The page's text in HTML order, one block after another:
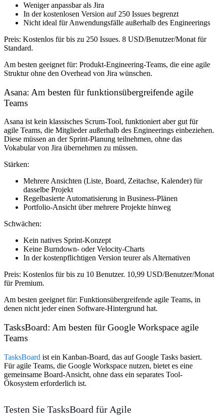
Weniger anpassbar als Jira
In der kostenlosen Version auf 250 Issues begrenzt
Nicht ideal für Anwendungsfälle außerhalb des Engineerings
Preis: Kostenlos für bis zu 250 Issues. 8 USD/Benutzer/Monat für
Standard.
Am besten geeignet für: Produkt-Engineering-Teams, die eine agile
Struktur ohne den Overhead von Jira wünschen.
Asana: Am besten für funktionsübergreifende agile
Teams
Asana ist kein klassisches Scrum-Tool, funktioniert aber gut für
agile Teams, die Mitglieder außerhalb des Engineerings einbeziehen.
Diese müssen an der Sprint-Planung teilnehmen, ohne das
Vokabular von Jira übernehmen zu müssen.
Stärken:
Mehrere Ansichten (Liste, Board, Zeitachse, Kalender) für
dasselbe Projekt
Regelbasierte Automatisierung in Business-Plänen
Portfolio-Ansicht über mehrere Projekte hinweg
Schwächen:
Kein natives Sprint-Konzept
Keine Burndown- oder Velocity-Charts
In der kostenpflichtigen Version teurer als Alternativen
Preis: Kostenlos für bis zu 10 Benutzer. 10,99 USD/Benutzer/Monat
für Premium.
Am besten geeignet für: Funktionsübergreifende agile Teams, in
denen nicht jeder einen Software-Hintergrund hat.
TasksBoard: Am besten für Google Workspace agile
Teams
TasksBoard ist ein Kanban-Board, das auf Google Tasks basiert.
Für agile Teams, die Google Workspace nutzen, bietet es eine
gemeinsame Board-Ansicht, ohne dass ein separates Tool-
Ökosystem erforderlich ist.
Testen Sie TasksBoard für Agile